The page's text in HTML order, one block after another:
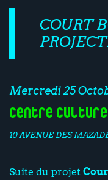
COURT
Mercredi 25
Centre
10 AVENUE DES
Suite du projet